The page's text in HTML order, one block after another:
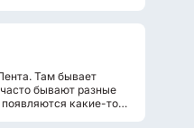
Там бывает
бывают разные
какие-то